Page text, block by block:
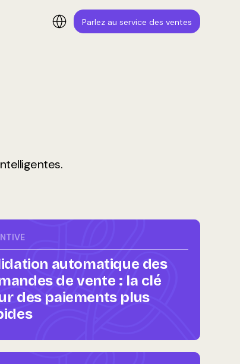
Parlez au service des ventes
automatique des
de vente : la clé
des paiements plus